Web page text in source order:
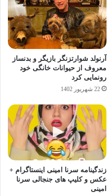
آرنولد شوارتزنگر بازیگر و بدنساز
معروف از حیوانات خانگی خود
رونمایی کرد
22 شهریور 1402
زندگینامه سرنا امینی اینستاگرام +
عکس و کلیپ های جنجالی سرنا
امینی